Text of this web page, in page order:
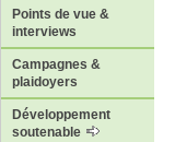
Points de vue &
interviews
Campagnes &
plaidoyers
Développement
soutenable